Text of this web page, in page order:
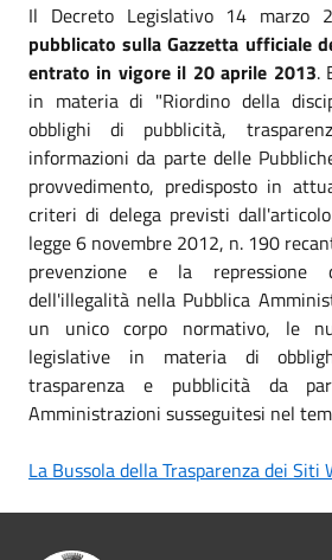
Il Decreto Legislativo 14
pubblicato sulla Gazzetta ufficiale
entrato in vigore il 20 aprile 2013.
in materia di "Riordino della
obblighi di pubblicità,
informazioni da parte delle
provvedimento, predisposto in
criteri di delega previsti
legge 6 novembre 2012, n. 190
prevenzione e la repressione
dell'illegalità nella Pubblica
un unico corpo normativo, le
legislative in materia di
trasparenza e pubblicità da
Amministrazioni susseguitesi nel
La Bussola della Trasparenza dei Siti